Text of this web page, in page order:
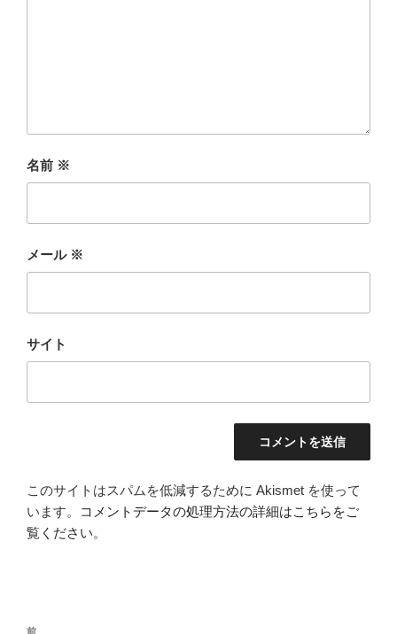
名前 ※
メール ※
サイト
このサイトはスパムを低減するために Akismet を使って
います。
コメントデータの処理方法の詳細はこちらをご
覧ください。
投
前